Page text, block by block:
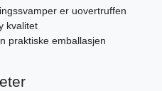
er uovertruffen
kvalitet
praktiske emballasjen